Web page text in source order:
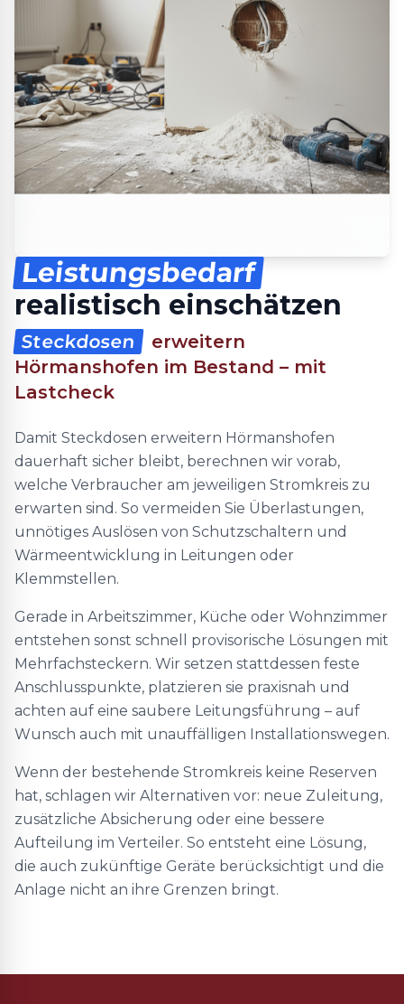
Leistungsbedarf
realistisch einschätzen
Steckdosen
erweitern
Hörmanshofen im Bestand – mit
Lastcheck
Damit Steckdosen erweitern Hörmanshofen
dauerhaft sicher bleibt, berechnen wir vorab,
welche Verbraucher am jeweiligen Stromkreis zu
erwarten sind. So vermeiden Sie Überlastungen,
unnötiges Auslösen von Schutzschaltern und
Wärmeentwicklung in Leitungen oder
Klemmstellen.
Gerade in Arbeitszimmer, Küche oder Wohnzimmer
entstehen sonst schnell provisorische Lösungen mit
Mehrfachsteckern. Wir setzen stattdessen feste
Anschlusspunkte, platzieren sie praxisnah und
achten auf eine saubere Leitungsführung – auf
Wunsch auch mit unauffälligen Installationswegen.
Wenn der bestehende Stromkreis keine Reserven
hat, schlagen wir Alternativen vor: neue Zuleitung,
zusätzliche Absicherung oder eine bessere
Aufteilung im Verteiler. So entsteht eine Lösung,
die auch zukünftige Geräte berücksichtigt und die
Anlage nicht an ihre Grenzen bringt.